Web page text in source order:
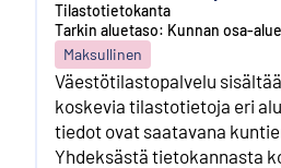
Tilastotietokanta
Tarkin aluetaso: Kunnan osa-alue
Maksullinen
Väestötilastopalvelu
koskevia tilastotietoja eri
tiedot ovat saatavana
Yhdeksästä tietokannasta